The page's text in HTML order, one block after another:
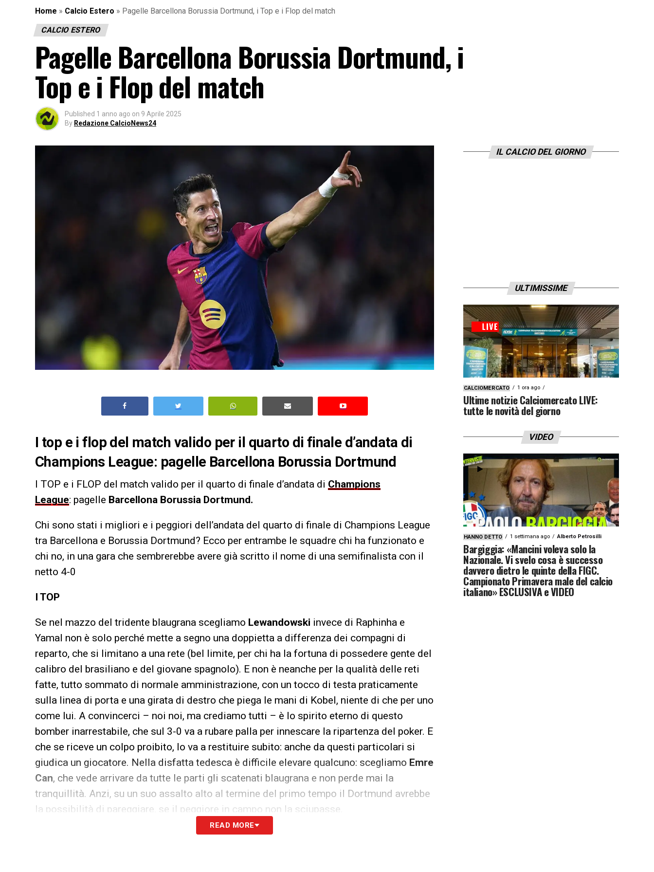
Home » Calcio Estero » Pagelle Barcellona Borussia Dortmund, i Top e i Flop del match
CALCIO ESTERO
Pagelle Barcellona Borussia Dortmund, i
Top e i Flop del match
Published 1 anno ago on 9 Aprile 2025
By Redazione CalcioNews24
I top e i flop del match valido per il quarto di finale d’andata di
Champions League: pagelle Barcellona Borussia Dortmund
I TOP e i FLOP del match valido per il quarto di finale d’andata di Champions
League: pagelle Barcellona Borussia Dortmund.
Chi sono stati i migliori e i peggiori dell’andata del quarto di finale di Champions League
tra Barcellona e Borussia Dortmund? Ecco per entrambe le squadre chi ha funzionato e
chi no, in una gara che sembrerebbe avere già scritto il nome di una semifinalista con il
netto 4-0
I TOP
Se nel mazzo del tridente blaugrana scegliamo Lewandowski invece di Raphinha e
Yamal non è solo perché mette a segno una doppietta a differenza dei compagni di
reparto, che si limitano a una rete (bel limite, per chi ha la fortuna di possedere gente del
calibro del brasiliano e del giovane spagnolo). E non è neanche per la qualità delle reti
fatte, tutto sommato di normale amministrazione, con un tocco di testa praticamente
sulla linea di porta e una girata di destro che piega le mani di Kobel, niente di che per uno
come lui. A convincerci – noi noi, ma crediamo tutti – è lo spirito eterno di questo
bomber inarrestabile, che sul 3-0 va a rubare palla per innescare la ripartenza del poker. E
che se riceve un colpo proibito, lo va a restituire subito: anche da questi particolari si
giudica un giocatore. Nella disfatta tedesca è difficile elevare qualcuno: scegliamo Emre
Can, che vede arrivare da tutte le parti gli scatenati blaugrana e non perde mai la
tranquillità. Anzi, su un suo assalto alto al termine del primo tempo il Dortmund avrebbe
la possibilità di pareggiare, se il peggiore in campo non la sciupasse.
READ MORE
IL CALCIO DEL GIORNO
ULTIMISSIME
CALCIOMERCATO 1 ora ago
Ultime notizie Calciomercato LIVE:
tutte le novità del giorno
VIDEO
HANNO DETTO 1 settimana ago Alberto Petrosilli
Bargiggia: «Mancini voleva solo la
Nazionale. Vi svelo cosa è successo
davvero dietro le quinte della FIGC.
Campionato Primavera male del calcio
italiano» ESCLUSIVA e VIDEO